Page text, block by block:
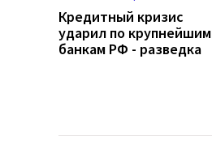
Кредитный кризис
ударил по крупнейшим
банкам РФ - разведка